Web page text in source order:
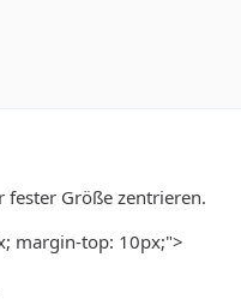
fester Größe zentrieren.
margin-top: 10px;">